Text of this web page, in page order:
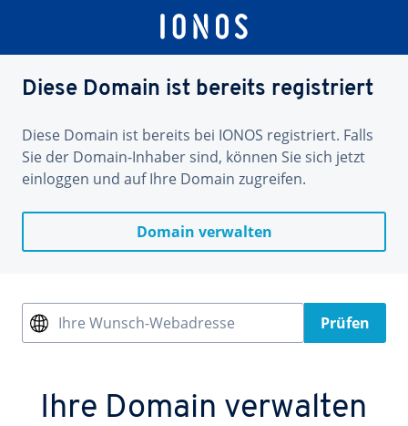
Diese Domain ist bereits registriert
Diese Domain ist bereits bei IONOS registriert. Falls
Sie der Domain-Inhaber sind, können Sie sich jetzt
einloggen und auf Ihre Domain zugreifen.
Domain verwalten
Ihre Wunsch-Webadresse Prüfen
Ihre Domain verwalten